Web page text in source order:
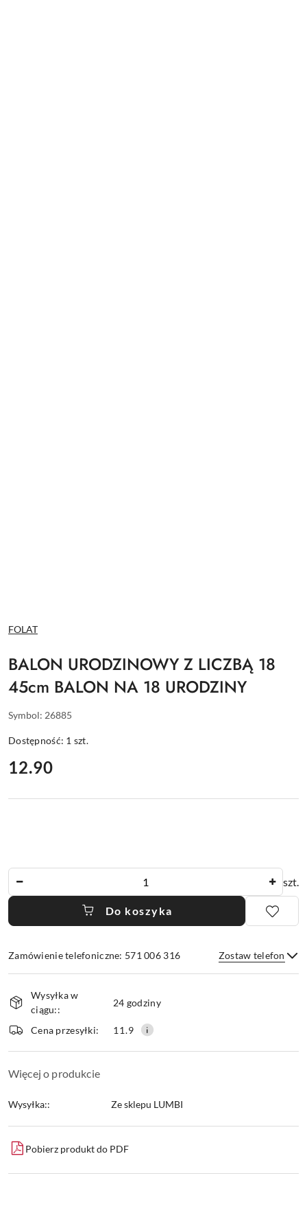
NAZWA
PRODUCENTA:
FOLAT
BALON URODZINOWY Z LICZBĄ 18
45cm BALON NA 18 URODZINY
Symbol: 26885
Dostępność: 1 szt.
cena:
12.90
szt.
Do koszyka
Zamówienie telefoniczne: 571 006 316 Zostaw telefon
i
dostawa
Wysyłka w
ciągu::
24 godziny
Cena przesyłki: 11.9
Więcej o produkcie
Wysyłka:: Ze sklepu LUMBI
Pobierz produkt do PDF